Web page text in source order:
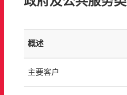
概述
主要客户